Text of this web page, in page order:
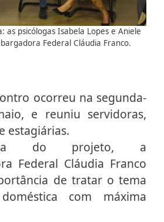
as psicólogas Isabela Lopes e Aniele
Federal Cláudia Franco.
ocorreu na segunda-
e reuniu servidoras,
estagiárias.
do projeto, a
Federal Cláudia Franco
de tratar o tema
com máxima